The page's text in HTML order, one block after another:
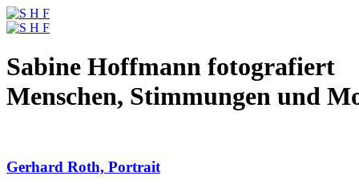
Sabine Hoffmann fotografiert
Menschen, Stimmungen und
Gerhard Roth, Portrait